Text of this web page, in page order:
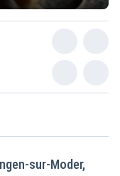
sur-Moder,